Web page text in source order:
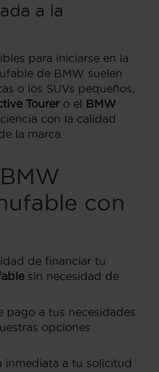
a la
para iniciarse en la
de BMW suelen
o los SUVs pequeños,
Tourero el BMW
con la calidad
la marca.
con
de financiar tu
sin necesidad de
pago a tus necesidades
opciones
inmediata a tu solicitud